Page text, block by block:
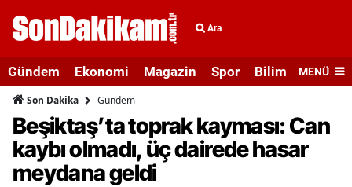
Ara
Gündem Ekonomi Magazin Spor Bilim veMENÜ
Son Dakika Gündem
Beşiktaş’ta toprak kayması: Can
kaybı olmadı, üç dairede hasar
meydana geldi